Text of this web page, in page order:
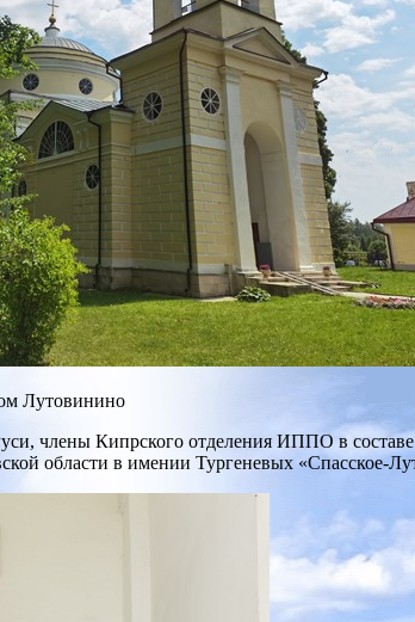
Лутовинино
члены Кипрского отделения ИППО в
области в имении Тургеневых «Спасское-